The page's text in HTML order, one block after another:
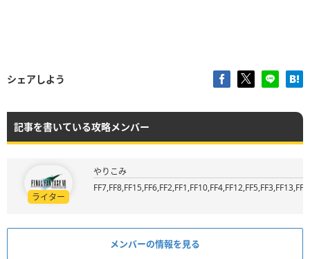
シェアしよう
記事を書いている攻略メンバー
ライター
やりこみ
FF7,FF8,FF15,FF6,FF2,FF1,FF10,FF4,FF12,FF5,FF3,FF13,FF9
メンバーの情報を見る